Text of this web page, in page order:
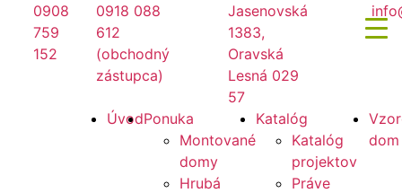
Preskočiť
obsah
0908
759
152
0918 088
612
(obchodný
zástupca)
Jasenovská
1383,
Oravská
Lesná 029
57
Mirano
ÚvodPonuka
Montované
domy
Hrubá
Katalóg
Katalóg
projektov
Práve
dom